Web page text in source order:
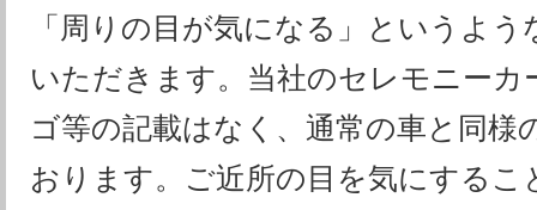
「周りの目が気になる」というよ
いただきます。当社のセレモニーカ
ゴ等の記載はなく、通常の車と同様
おります。ご近所の目を気にするこ